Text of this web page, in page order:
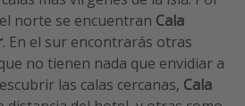
norte se encuentran Cala
. En el sur encontrarás otras
no tienen nada que envidiar a
las calas cercanas, Cala